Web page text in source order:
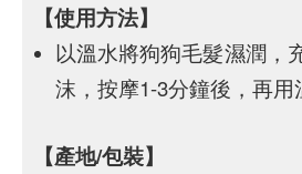
【使用方法】
以溫水將狗狗毛髮濕潤，
沫，按摩1-3分鐘後，再用
【產地/包裝】